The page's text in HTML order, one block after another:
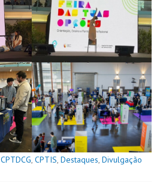
CPTDCG, CPTIS, Destaques, Divulgação